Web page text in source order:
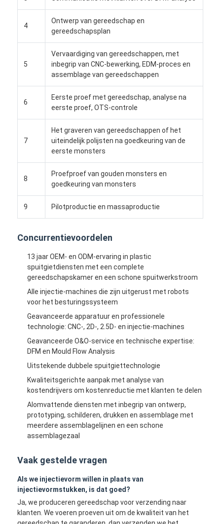
Ongeveer ons
Fabrieksreis
Contacteer ons
Gevallen
Ga Nu Praten.
Injectie het Vormen de Diensten
De plastic Injectie het Vormen Dienst
Het dubbele Geschotene Injectie Vormen
precisieinjectie het vormen
oem injectie het vormen
tussenvoegselinjectie het vormen
Elektronikainjectie het Vormen
De Dienst van het matrijzenafgietsel
4
Ontwerp van gereedschap en
gereedschapsplan
5
Vervaardiging van gereedschappen, met
inbegrip van CNC-bewerking, EDM-proces en
assemblage van gereedschappen
6
Eerste proef met gereedschap, analyse na
eerste proef, OTS-controle
7
Het graveren van gereedschappen of het
uiteindelijk polijsten na goedkeuring van de
eerste monsters
8
Proefproef van gouden monsters en
goedkeuring van monsters
9 Pilotproductie en massaproductie
Concurrentievoordelen
13 jaar OEM- en ODM-ervaring in plastic
spuitgietdiensten met een complete
gereedschapskamer en een schone spuitwerkstroom
Alle injectie-machines die zijn uitgerust met robots
voor het besturingssysteem
Geavanceerde apparatuur en professionele
technologie: CNC-, 2D-, 2.5D- en injectie-machines
Geavanceerde O&O-service en technische expertise:
DFM en Mould Flow Analysis
Uitstekende dubbele spuitgiettechnologie
Kwaliteitsgerichte aanpak met analyse van
kostendrijvers om kostenreductie met klanten te delen
Alomvattende diensten met inbegrip van ontwerp,
prototyping, schilderen, drukken en assemblage met
meerdere assemblagelijnen en een schone
assemblagezaal
Vaak gestelde vragen
Als we injectievorm willen in plaats van
injectievormstukken, is dat goed?
Ja, we produceren gereedschap voor verzending naar
klanten. We voeren proeven uit om de kwaliteit van het